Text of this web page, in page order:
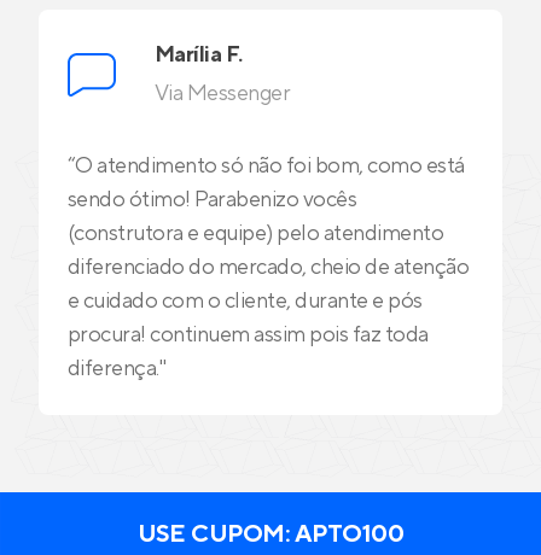
Marília F.
Via Messenger
“O atendimento só não foi bom, como está
sendo ótimo! Parabenizo vocês
(construtora e equipe) pelo atendimento
diferenciado do mercado, cheio de atenção
e cuidado com o cliente, durante e pós
procura! continuem assim pois faz toda
diferença."
USE CUPOM: APTO100